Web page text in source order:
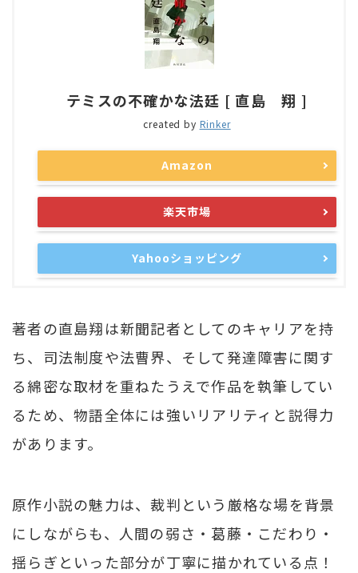
テミスの不確かな法廷 [ 直島 翔 ]
created by Rinker
Amazon
楽天市場
Yahooショッピング
著者の直島翔は新聞記者としてのキャリアを持
ち、司法制度や法曹界、そして発達障害に関す
る綿密な取材を重ねたうえで作品を執筆してい
るため、物語全体には強いリアリティと説得力
があります。
原作小説の魅力は、裁判という厳格な場を背景
にしながらも、人間の弱さ・葛藤・こだわり・
揺らぎといった部分が丁寧に描かれている点！